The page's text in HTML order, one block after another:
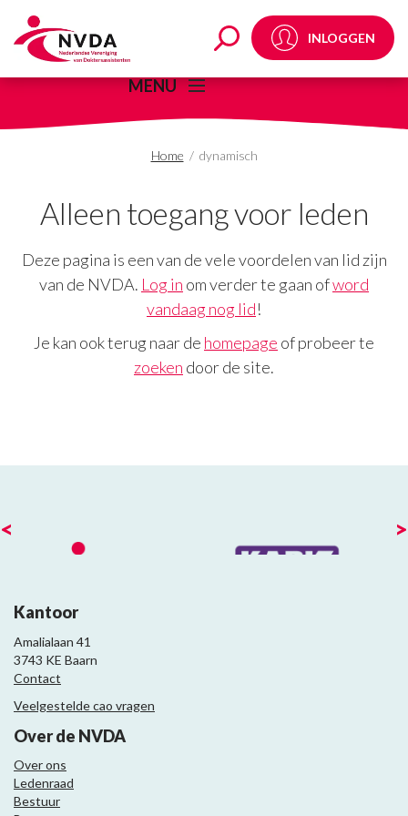
dynamisch Archives -
INLOGGEN
MENU
Home / dynamisch
Alleen toegang voor leden
Deze pagina is een van de vele voordelen van lid zijn
van de NVDA. Log in om verder te gaan ofword
vandaag nog lid!
Je kan ook terug naar de homepage of probeer te
zoeken door de site.
< >
Kantoor
Amalialaan 41
3743 KE Baarn
Contact
Veelgestelde cao vragen
Over de NVDA
Over ons
Ledenraad
Bestuur